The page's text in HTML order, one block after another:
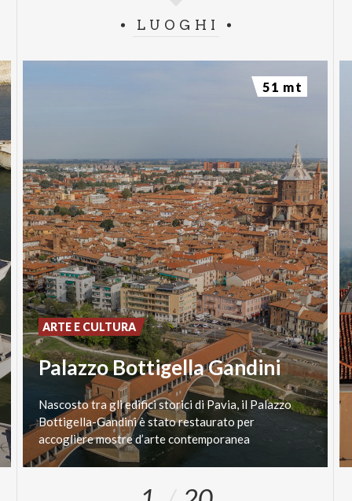
LUOGHI
Palazzo Bottigella Gandini
Nascosto tra gli edifici storici di Pavia, il Palazzo
Bottigella-Gandini è stato restaurato per
accogliere mostre d’arte contemporanea
ARTE E CULTURA
51 mt